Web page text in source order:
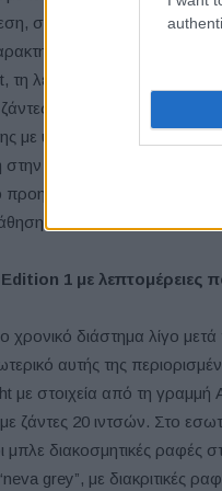
στην ασφάλεια, και στην
όπως οι
τη λειτουργία EASY-PACK
ζάντες αλουμινίου 18
με υποστήριξη μέσης 4
στην όπισθεν και ένα
προηγμένο σύστημα
και 2 οθόνες 7.25
Edition 1 με λεπτομέρειες
χρονικό διάστημα λίγο
αυτής της
με στοιχεία από τη
ζάντες 20 ιντσών. Στο
μπλε διακοσμητικές ραφές
grey”, με διακριτικές